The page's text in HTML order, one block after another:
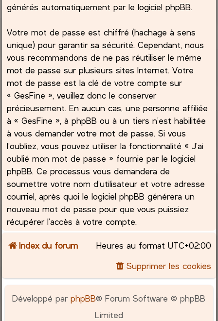
générés automatiquement par le logiciel phpBB.
Votre mot de passe est chiffré (hachage à sens
unique) pour garantir sa sécurité. Cependant, nous
vous recommandons de ne pas réutiliser le même
mot de passe sur plusieurs sites Internet. Votre
mot de passe est la clé de votre compte sur
« GesFine », veuillez donc le conserver
précieusement. En aucun cas, une personne affiliée
à « GesFine », à phpBB ou à un tiers n’est habilitée
à vous demander votre mot de passe. Si vous
l’oubliez, vous pouvez utiliser la fonctionnalité « J’ai
oublié mon mot de passe » fournie par le logiciel
phpBB. Ce processus vous demandera de
soumettre votre nom d’utilisateur et votre adresse
courriel, après quoi le logiciel phpBB générera un
nouveau mot de passe pour que vous puissiez
récupérer l’accès à votre compte.
Index du forum Heures au format UTC+02:00
Supprimer les cookies
Développé parphpBB® Forum Software © phpBB
Limited